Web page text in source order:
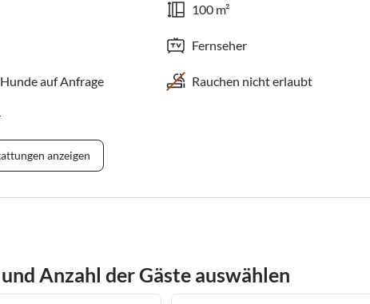
100 m²
Fernseher
auf Anfrage Rauchen nicht erlaubt
anzeigen
Anzahl der Gäste auswählen